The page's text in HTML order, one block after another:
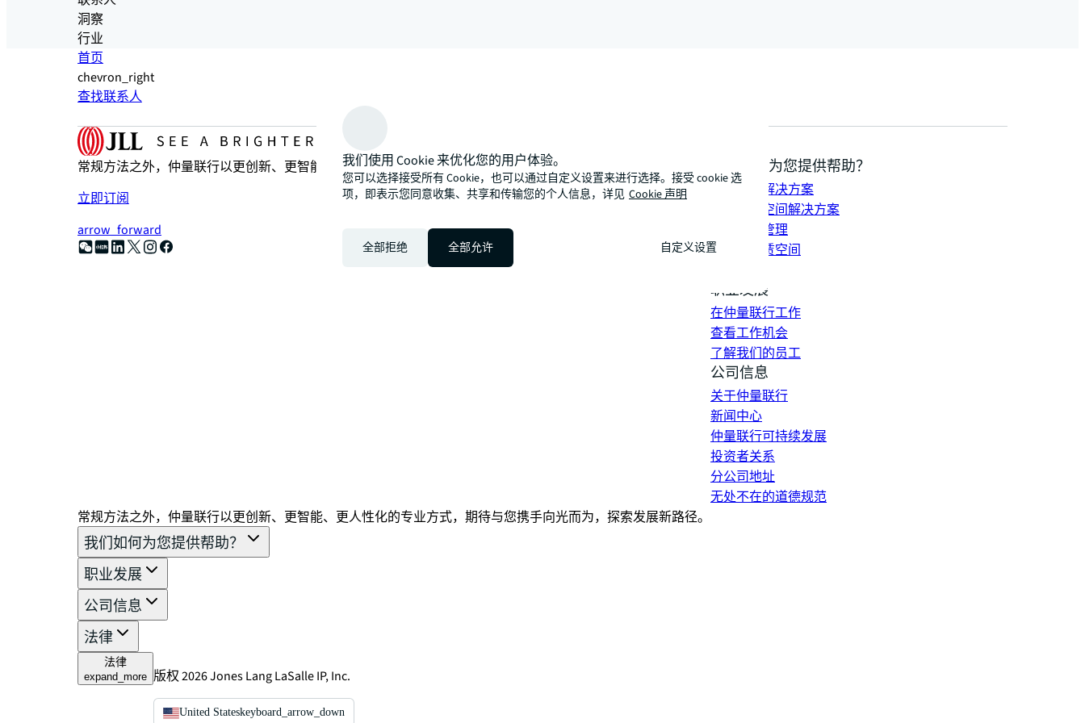
洞察
行业
首页
chevron_right
查找联系人
常规方法之外，仲量联行以更创新、更智能、更人性化的专业方式，期待与您携手向光而为，探索发展新路径。
立即订阅
arrow_forward
我们如何为您提供帮助？
可持发展解决方案
混合办公空间解决方案
投资组合管理
查找并租赁空间
职业发展
在仲量联行工作
查看工作机会
了解我们的员工
公司信息
关于仲量联行
新闻中心
仲量联行可持续发展
投资者关系
分公司地址
无处不在的道德规范
常规方法之外，仲量联行以更创新、更智能、更人性化的专业方式，期待与您携手向光而为，探索发展新路径。
我们如何为您提供帮助？
职业发展
公司信息
法律
法律
expand_more 版权 2026 Jones Lang LaSalle IP, Inc.
United Stateskeyboard_arrow_down
我们使用 Cookie 来优化您的用户体验。
您可以选择接受所有 Cookie，也可以通过自定义设置来进行选择。接受 cookie 选
项，即表示您同意收集、共享和传输您的个人信息，详见 Cookie 声明
全部拒绝 全部允许 自定义设置